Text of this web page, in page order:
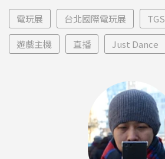
電玩展 台北國際電玩展 TGS
遊戲主機 直播 Just Dance